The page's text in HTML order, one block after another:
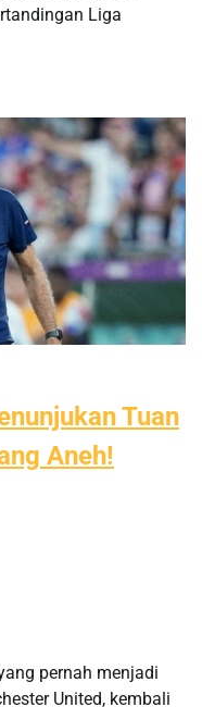
Liga
Tuan
Aneh!
pernah menjadi
United, kembali